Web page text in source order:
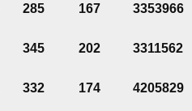
285 167 3353966
345 202 3311562
332 174 4205829